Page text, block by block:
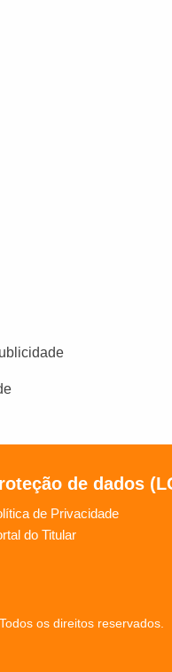
de dados
de Privacidade
do Titular
os direitos reservados.